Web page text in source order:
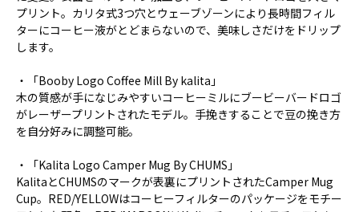
プリント。カリタ式3つ穴とウェーブゾーンにより長時間フィル
ターにコーヒー液がとどまらないので、美味しさだけをドリップ
します。
・「Booby Logo Coffee Mill By kalita」
木の質感が手になじみやすいコーヒーミルにブービーバードロゴ
がレーザープリントされたモデル。手挽きすることで豆の挽き方
を自分好みに調整可能。
・「Kalita Logo Camper Mug By CHUMS」
KalitaとCHUMSのマークが表裏にプリントされたCamper Mug
Cup。RED/YELLOWはコーヒーフィルターのパッケージをモチー